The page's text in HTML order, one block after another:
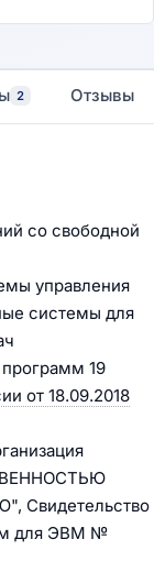
2 Отзывы
со свободной
управления
системы для
19
от 18.09.2018
Свидетельство
для ЭВМ №